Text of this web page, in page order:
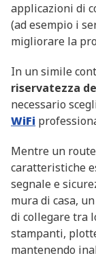
applicazioni di
(ad esempio i
migliorare la
In un simile
riservatezza
necessario
WiFi
Mentre un
caratteristiche
segnale e
mura di casa, un
di collegare tra
stampanti,
mantenendo